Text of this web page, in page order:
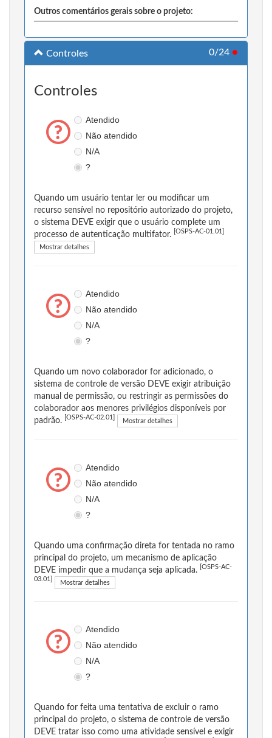
Outros comentários gerais sobre o projeto:
Controles 0/24 ●
Controles
Atendido
Não atendido
N/A
?
Quando um usuário tentar ler ou modificar um
recurso sensível no repositório autorizado do projeto,
o sistema DEVE exigir que o usuário complete um
processo de autenticação multifator.
[OSPS-AC-01.01]
Mostrar detalhes
Atendido
Não atendido
N/A
?
Quando um novo colaborador for adicionado, o
sistema de controle de versão DEVE exigir atribuição
manual de permissão, ou restringir as permissões do
colaborador aos menores privilégios disponíveis por
padrão.
[OSPS-AC-02.01] Mostrar detalhes
Atendido
Não atendido
N/A
?
Quando uma confirmação direta for tentada no ramo
principal do projeto, um mecanismo de aplicação
DEVE impedir que a mudança seja aplicada.
[OSPS-AC-
03.01] Mostrar detalhes
Atendido
Não atendido
N/A
?
Quando for feita uma tentativa de excluir o ramo
principal do projeto, o sistema de controle de versão
DEVE tratar isso como uma atividade sensível e exigir